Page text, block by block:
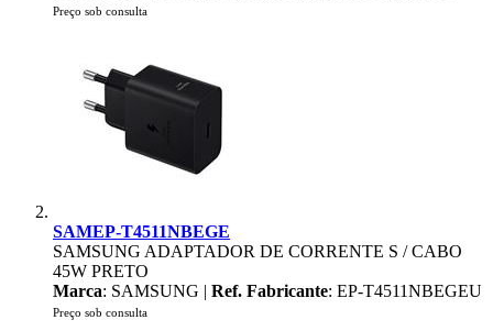
Preço sob consulta
SAMEP-T4511NBEGE
SAMSUNG ADAPTADOR DE CORRENTE S / CABO
45W PRETO
Marca: SAMSUNG | Ref. Fabricante: EP-T4511NBEGEU
Preço sob consulta